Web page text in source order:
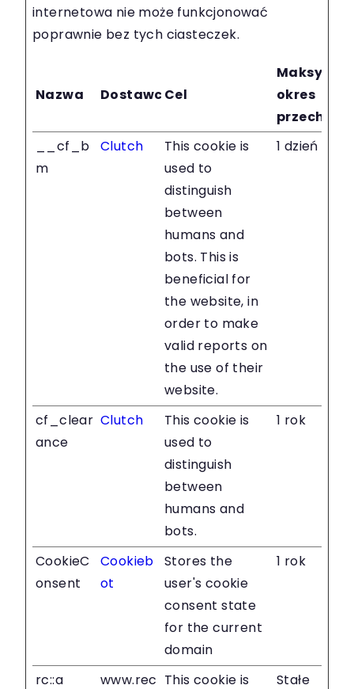
internetowa nie może funkcjonować
poprawnie bez tych ciasteczek.
Nazwa DostawcaCel
okres
__cf_b
m
Clutch
This cookie is
used to
distinguish
between
humans and
bots. This is
beneficial for
the website, in
order to make
valid reports on
the use of their
website.
1 dzień
cf_clear
ance
Clutch
This cookie is
used to
distinguish
between
humans and
bots.
1 rok
CookieC
onsent
Cookieb
ot
Stores the
user's cookie
consent state
for the current
domain
1 rok
rc::a
www.rec This cookie is
Stałe